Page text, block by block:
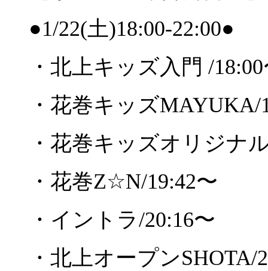
●1/22(土)18:00-22:00●
・北上キッズ入門 /18:00
・花巻キッズMAYUKA/
・花巻キッズオリジナ
・花巻Z☆N/19:42〜
・イントラ/20:16〜
・北上オープンSHOTA/